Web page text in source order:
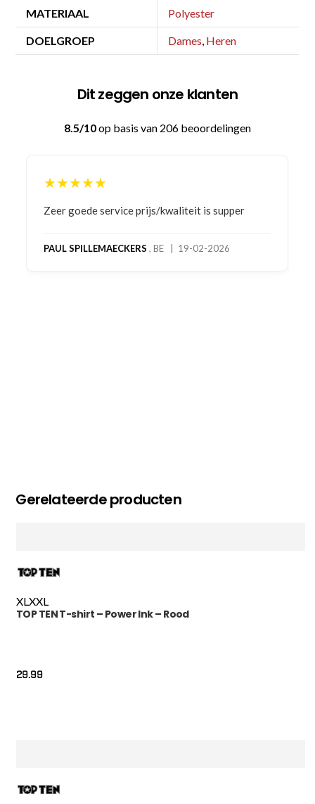
MATERIAAL Polyester
DOELGROEP Dames, Heren
Dit zeggen onze klanten
8.5/10op basis van 206 beoordelingen
★★★★★
Bestelling gedaan vanwege goede prijzen en
bestelling al ontvangen met gifts, waardoor je
Gerelateerde producten
XLXXL
TOP TEN T-shirt – Power Ink – Rood
29.99